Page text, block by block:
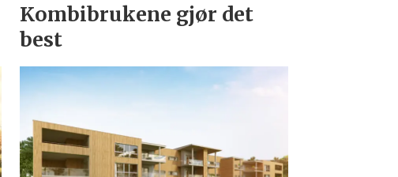
Kombibrukene gjør det
best